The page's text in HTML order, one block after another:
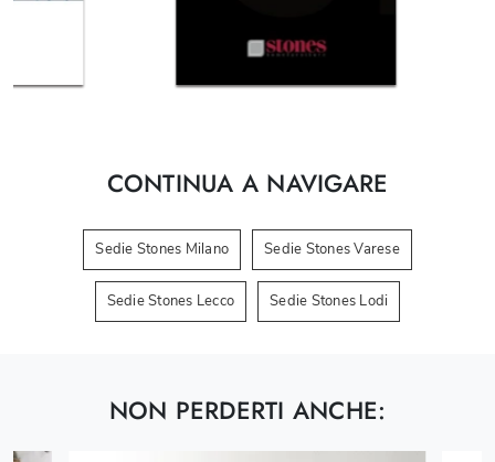
CONTINUA A NAVIGARE
Sedie Stones Milano Sedie Stones Varese
Sedie Stones Lecco Sedie Stones Lodi
NON PERDERTI ANCHE: